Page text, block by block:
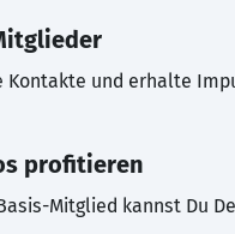
Kontakte und erhalte
profitieren
Mitglied kannst Du